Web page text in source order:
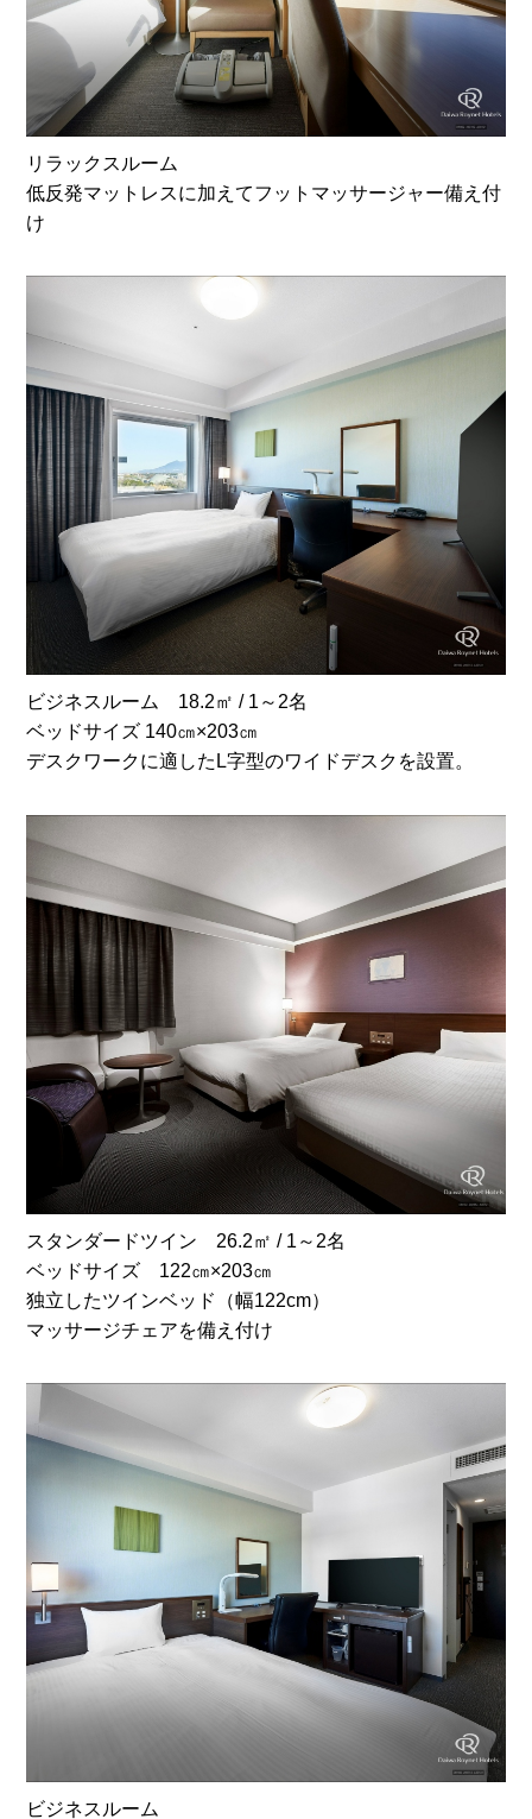
リラックスルーム
低反発マットレスに加えてフットマッサージャー備え付
け
ビジネスルーム 18.2㎡ / 1～2名
ベッドサイズ 140㎝×203㎝
デスクワークに適したL字型のワイドデスクを設置。
スタンダードツイン 26.2㎡ / 1～2名
ベッドサイズ 122㎝×203㎝
独立したツインベッド（幅122cm）
マッサージチェアを備え付け
ビジネスルーム